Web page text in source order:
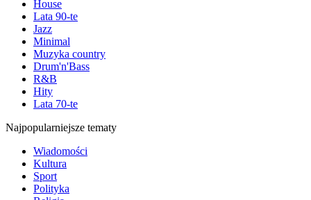
House
Lata 90-te
Jazz
Minimal
Muzyka country
Drum'n'Bass
R&B
Hity
Lata 70-te
Najpopularniejsze tematy
Wiadomości
Kultura
Sport
Polityka